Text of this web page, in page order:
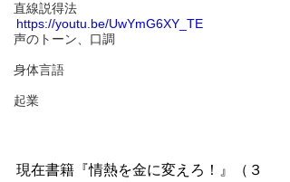
直線説得法
声のトーン、口調
身体言語
起業
https://youtu.be/UwYmG6XY_TE
現在書籍『情熱を金に変えろ！』（３